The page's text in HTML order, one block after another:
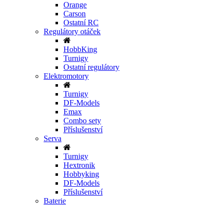
Orange
Carson
Ostatní RC
Regulátory otáček
HobbKing
Turnigy
Ostatní regulátory
Elektromotory
Turnigy
DF-Models
Emax
Combo sety
Příslušenství
Serva
Turnigy
Hextronik
Hobbyking
DF-Models
Příslušenství
Baterie